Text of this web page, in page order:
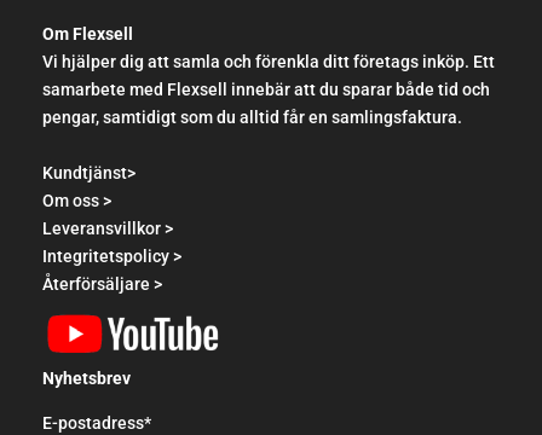
Om Flexsell
Vi hjälper dig att samla och förenkla ditt företags inköp. Ett
samarbete med Flexsell innebär att du sparar både tid och
pengar, samtidigt som du alltid får en samlingsfaktura.
Kundtjänst>
Om oss >
Leveransvillkor >
Integritetspolicy >
Återförsäljare >
Nyhetsbrev
E-postadress*